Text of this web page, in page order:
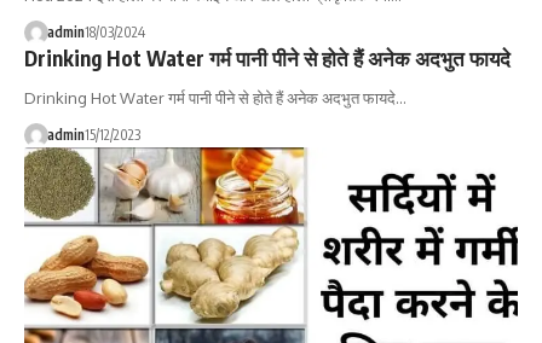
admin18/03/2024
Drinking Hot Water गर्म पानी पीने से होते हैं अनेक अदभुत फायदे
Drinking Hot Water गर्म पानी पीने से होते हैं अनेक अदभुत फायदे…
admin15/12/2023